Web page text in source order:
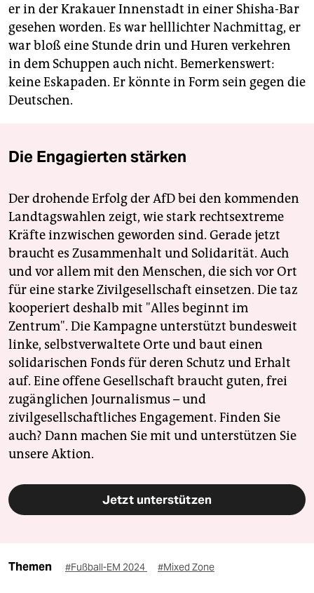
er in der Krakauer Innenstadt in einer Shisha-Bar
gesehen worden. Es war helllichter Nachmittag, er
war bloß eine Stunde drin und Huren verkehren
in dem Schuppen auch nicht. Bemerkenswert:
keine Eskapaden. Er könnte in Form sein gegen die
Deutschen.
Die Engagierten stärken
Der drohende Erfolg der AfD bei den kommenden
Landtagswahlen zeigt, wie stark rechtsextreme
Kräfte inzwischen geworden sind. Gerade jetzt
braucht es Zusammenhalt und Solidarität. Auch
und vor allem mit den Menschen, die sich vor Ort
für eine starke Zivilgesellschaft einsetzen. Die taz
kooperiert deshalb mit "Alles beginnt im
Zentrum". Die Kampagne unterstützt bundesweit
linke, selbstverwaltete Orte und baut einen
solidarischen Fonds für deren Schutz und Erhalt
auf. Eine offene Gesellschaft braucht guten, frei
zugänglichen Journalismus – und
zivilgesellschaftliches Engagement. Finden Sie
auch? Dann machen Sie mit und unterstützen Sie
unsere Aktion.
Jetzt unterstützen
Themen #Fußball-EM 2024 #Mixed Zone